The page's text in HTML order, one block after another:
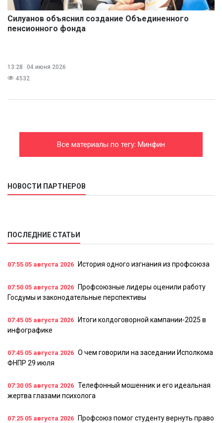
Силуанов объяснил создание Объединенного
пенсионного фонда
13:28
04 июня 2026
4532
Все материалы по тегу: Минфин
НОВОСТИ ПАРТНЕРОВ
ПОСЛЕДНИЕ СТАТЬИ
07:55 05 августа 2026 История одного изгнания из профсоюза
07:50 05 августа 2026
Профсоюзные лидеры оценили работу
Госдумы и законодательные перспективы
07:45 05 августа 2026
Итоги колдоговорной кампании-2025 в
инфографике
07:45 05 августа 2026 О чем говорили на заседании Исполкома
ФНПР 29 июля
07:30 05 августа 2026 Телефонный мошенник и его идеальная
жертва глазами психолога
07:25 05 августа 2026
Профсоюз помог студенту вернуть право